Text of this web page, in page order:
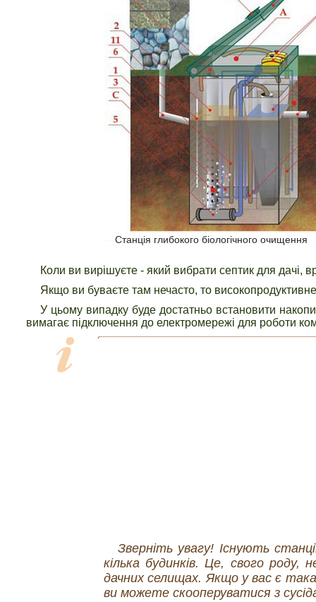
Станція глибокого біологічного очищення
Коли ви вирішуєте - який вибрати септик для дачі,
Якщо ви буваєте там нечасто, то
У цьому випадку буде достатньо встановити
вимагає підключення до електромережі для роботи
Зверніть увагу! Існують
кілька будинків. Це, свого роду,
дачних селищах. Якщо у вас є
ви можете скооперуватися з